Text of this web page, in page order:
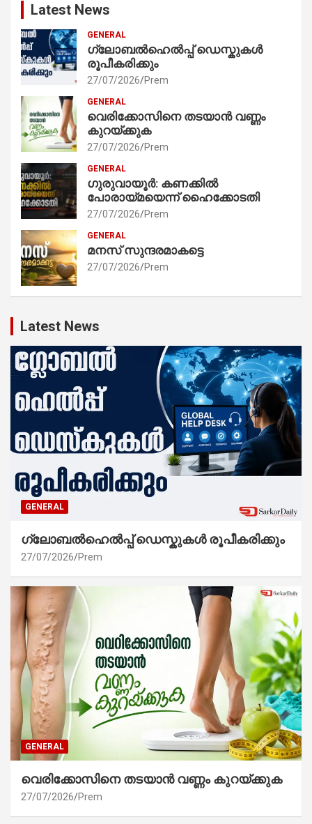
Latest News
GENERAL
ഗ്ലോബൽഹെൽപ്പ് ഡെസ്കുകൾ
രൂപീകരിക്കും
27/07/2026 Prem
GENERAL
വെരിക്കോസിനെ തടയാൻ വണ്ണം
കുറയ്ക്കുക
27/07/2026 Prem
GENERAL
ഗുരുവായൂർ: കണക്കിൽ
പോരായ്മയെന്ന് ഹൈക്കോടതി
27/07/2026 Prem
GENERAL
മനസ് സുന്ദരമാകട്ടെ
27/07/2026 Prem
Latest News
GENERAL
ഗ്ലോബൽഹെൽപ്പ് ഡെസ്കുകൾ രൂപീകരിക്കും
27/07/2026 Prem
GENERAL
വെരിക്കോസിനെ തടയാൻ വണ്ണം കുറയ്ക്കുക
27/07/2026 Prem